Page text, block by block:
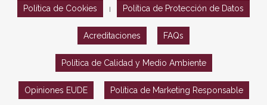
Política de Cookies Política de Protección de Datos
Acreditaciones FAQs
Política de Calidad y Medio Ambiente
Opiniones EUDE Política de Marketing Responsable